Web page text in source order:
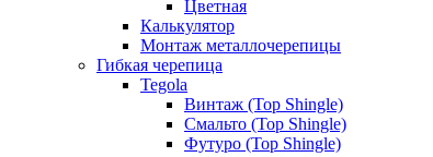
Цветная
Калькулятор
Монтаж металлочерепицы
Гибкая черепица
Tegola
Винтаж (Top Shingle)
Смальто (Top Shingle)
Футуро (Top Shingle)